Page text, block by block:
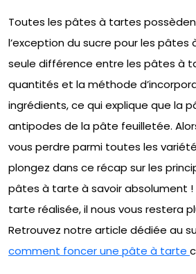
Toutes les pâtes à tartes
l’exception du sucre pour les pâtes
seule différence entre les pâtes à
quantités et la méthode
ingrédients, ce qui explique que la
antipodes de la pâte feuilletée.
vous perdre parmi toutes les
plongez dans ce récap sur les
pâtes à tarte à savoir absolument !
tarte réalisée, il nous vous restera
Retrouvez notre article dédiée au
comment foncer une pâte à tarte